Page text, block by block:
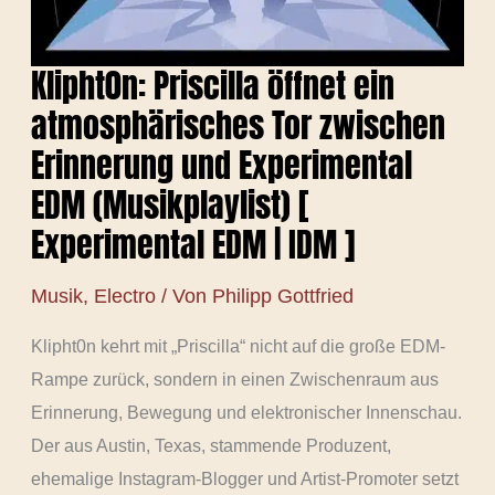
Klipht0n: Priscilla öffnet ein
atmosphärisches Tor zwischen
Erinnerung und Experimental
EDM (Musikplaylist) [
Experimental EDM | IDM ]
Musik, Electro/ Von Philipp Gottfried
Klipht0n kehrt mit „Priscilla“ nicht auf die große EDM-
Rampe zurück, sondern in einen Zwischenraum aus
Erinnerung, Bewegung und elektronischer Innenschau.
Der aus Austin, Texas, stammende Produzent,
ehemalige Instagram-Blogger und Artist-Promoter setzt